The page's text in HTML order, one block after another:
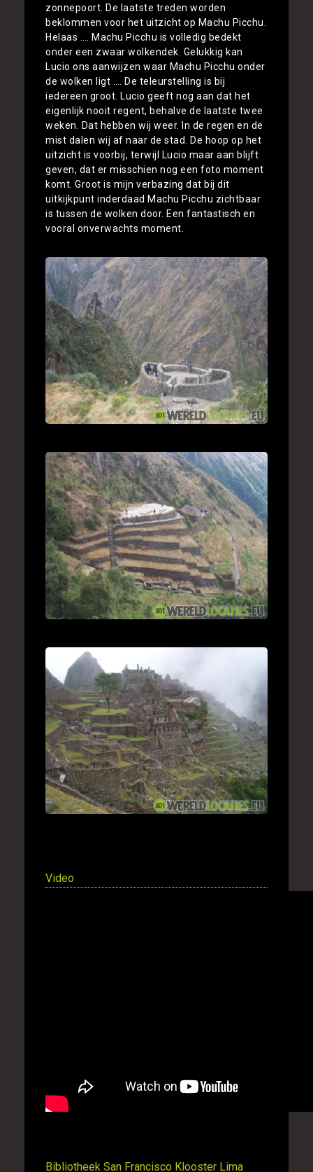
zonnepoort. De laatste treden worden
beklommen voor het uitzicht op Machu Picchu.
Helaas …. Machu Picchu is volledig bedekt
onder een zwaar wolkendek. Gelukkig kan
Lucio ons aanwijzen waar Machu Picchu onder
de wolken ligt …. De teleurstelling is bij
iedereen groot. Lucio geeft nog aan dat het
eigenlijk nooit regent, behalve de laatste twee
weken. Dat hebben wij weer. In de regen en de
mist dalen wij af naar de stad. De hoop op het
uitzicht is voorbij, terwijl Lucio maar aan blijft
geven, dat er misschien nog een foto moment
komt. Groot is mijn verbazing dat bij dit
uitkijkpunt inderdaad Machu Picchu zichtbaar
is tussen de wolken door. Een fantastisch en
vooral onverwachts moment.
Video
Bibliotheek San Francisco Klooster Lima